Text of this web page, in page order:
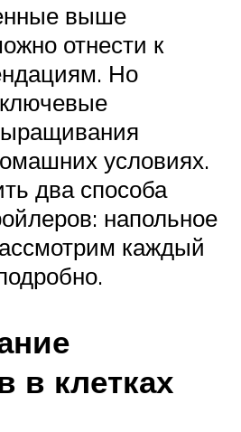
выше
отнести к
Но
условиях.
два способа
напольное
каждый
в клетках